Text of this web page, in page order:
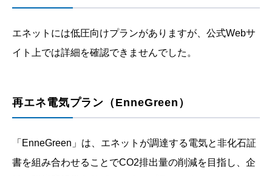
エネットには低圧向けプランがありますが、公式Webサ
イト上では詳細を確認できませんでした。
再エネ電気プラン（EnneGreen）
「EnneGreen」は、エネットが調達する電気と非化石証
書を組み合わせることでCO2排出量の削減を目指し、企